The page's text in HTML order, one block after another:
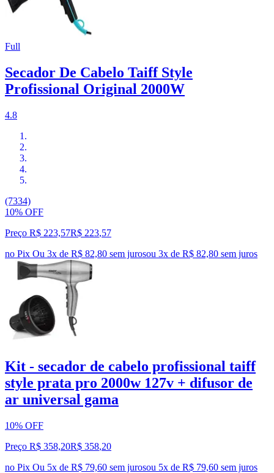
Full
Secador De Cabelo Taiff Style
Profissional Original 2000W
4.8
(7334)
10% OFF
Preço R$ 223,57R$ 223,57
no Pix Ou 3x de R$ 82,80 sem jurosou 3x de R$ 82,80 sem juros
Kit - secador de cabelo profissional taiff
style prata pro 2000w 127v + difusor de
ar universal gama
10% OFF
Preço R$ 358,20R$ 358,20
no Pix Ou 5x de R$ 79,60 sem jurosou 5x de R$ 79,60 sem juros